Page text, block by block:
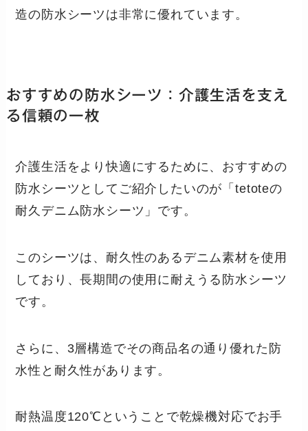
造の防水シーツは非常に優れています。
おすすめの防水シーツ：介護生活を支え
る信頼の一枚
介護生活をより快適にするために、おすすめの
防水シーツとしてご紹介したいのが「tetoteの
耐久デニム防水シーツ」です。
このシーツは、耐久性のあるデニム素材を使用
しており、長期間の使用に耐えうる防水シーツ
です。
さらに、3層構造でその商品名の通り優れた防
水性と耐久性があります。
耐熱温度120℃ということで乾燥機対応でお手